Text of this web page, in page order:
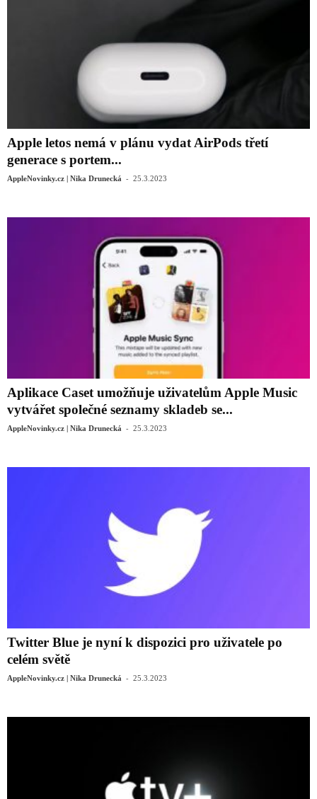
Apple letos nemá v plánu vydat AirPods třetí
generace s portem...
AppleNovinky.cz | Nika Drunecká - 25.3.2023
Aplikace Caset umožňuje uživatelům Apple Music
vytvářet společné seznamy skladeb se...
AppleNovinky.cz | Nika Drunecká - 25.3.2023
Twitter Blue je nyní k dispozici pro uživatele po
celém světě
AppleNovinky.cz | Nika Drunecká - 25.3.2023